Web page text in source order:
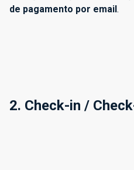
de pagamento por email.
2. Check-in /